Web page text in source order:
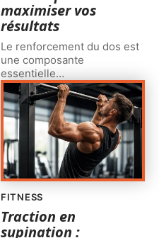
maximiser vos
résultats
Le renforcement du dos est
une composante
essentielle…
FITNESS
Traction en
supination :